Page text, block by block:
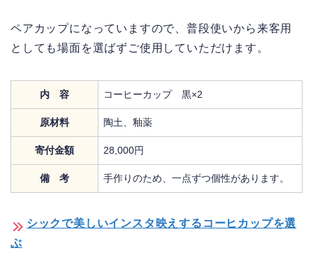
ペアカップになっていますので、普段使いから来客用
としても場面を選ばずご使用していただけます。
内 容 コーヒーカップ 黒×2
原材料 陶土、釉薬
寄付金額 28,000円
備 考 手作りのため、一点ずつ個性があります。
シックで美しいインスタ映えするコーヒカップを選
ぶ